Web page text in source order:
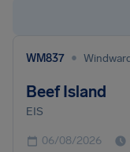
WM837 •
Beef Island
EIS
06/08/2026